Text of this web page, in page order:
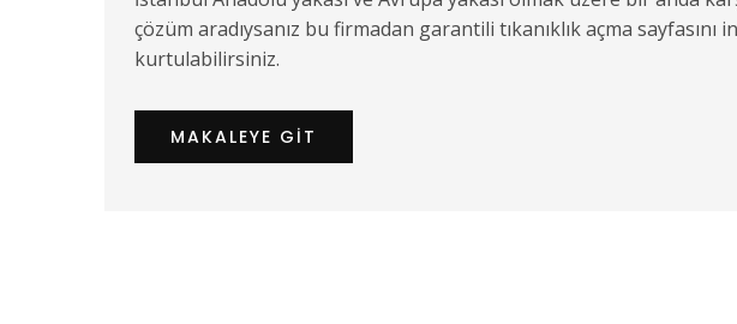
çözüm aradıysanız bu firmadan garantili tıkanıklık açma
kurtulabilirsiniz.
MAKALEYE GIT